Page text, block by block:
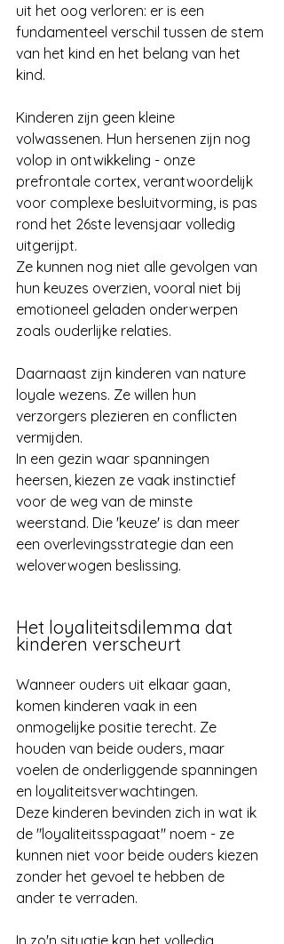
uit het oog verloren: er is een
fundamenteel verschil tussen de stem
van het kind en het belang van het
kind.
Kinderen zijn geen kleine
volwassenen. Hun hersenen zijn nog
volop in ontwikkeling - onze
prefrontale cortex, verantwoordelijk
voor complexe besluitvorming, is pas
rond het 26ste levensjaar volledig
uitgerijpt.
Ze kunnen nog niet alle gevolgen van
hun keuzes overzien, vooral niet bij
emotioneel geladen onderwerpen
zoals ouderlijke relaties.
Daarnaast zijn kinderen van nature
loyale wezens. Ze willen hun
verzorgers plezieren en conflicten
vermijden.
In een gezin waar spanningen
heersen, kiezen ze vaak instinctief
voor de weg van de minste
weerstand. Die 'keuze' is dan meer
een overlevingsstrategie dan een
weloverwogen beslissing.
Het loyaliteitsdilemma dat
kinderen verscheurt
Wanneer ouders uit elkaar gaan,
komen kinderen vaak in een
onmogelijke positie terecht. Ze
houden van beide ouders, maar
voelen de onderliggende spanningen
en loyaliteitsverwachtingen.
Deze kinderen bevinden zich in wat ik
de "loyaliteitsspagaat" noem - ze
kunnen niet voor beide ouders kiezen
zonder het gevoel te hebben de
ander te verraden.